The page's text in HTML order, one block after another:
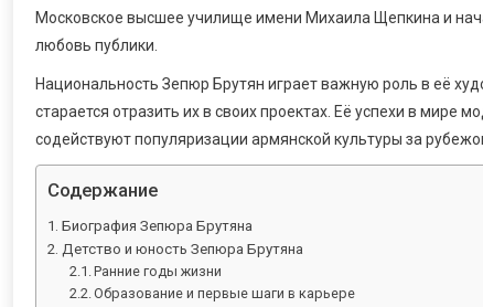
Московское высшее училище имени Михаила Щепкина и
любовь публики.
Национальность Зепюр Брутян играет важную роль в её
старается отразить их в своих проектах. Её успехи в
содействуют популяризации армянской культуры за
Содержание
Биография Зепюра Брутяна
Детство и юность Зепюра Брутяна
Ранние годы жизни
Образование и первые шаги в карьере